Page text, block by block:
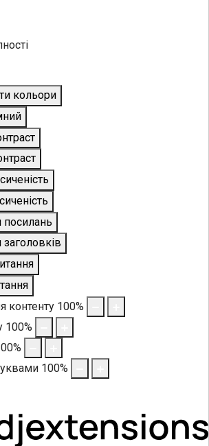
кольори
посилань
заголовків
контенту 100%
100%
%
100%